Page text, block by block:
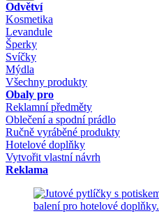
Odvětví
Kosmetika
Levandule
Šperky
Svíčky
Mýdla
Všechny produkty
Obaly pro
Reklamní předměty
Oblečení a spodní prádlo
Ručně vyráběné produkty
Hotelové doplňky
Vytvořit vlastní návrh
Reklama